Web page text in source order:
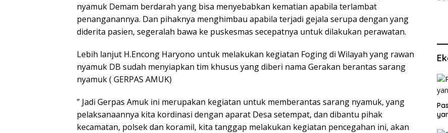
nyamuk Demam berdarah yang bisa menyebabkan kematian apabila terlambat
penanganannya. Dan pihaknya menghimbau apabila terjadi gejala serupa dengan yang
diderita pasien, segeralah bawa ke puskesmas secepatnya untuk dilakukan perawatan.
Lebih lanjut H.Encong Haryono untuk melakukan kegiatan Foging di Wilayah yang rawan
nyamuk DB sudah menyiapkan tim khusus yang diberi nama Gerakan berantas sarang
nyamuk ( GERPAS AMUK)
” Jadi Gerpas Amuk ini merupakan kegiatan untuk memberantas sarang nyamuk, yang
pelaksanaannya kita kordinasi dengan aparat Desa setempat, dan dibantu pihak
kecamatan, polsek dan koramil, kita tanggap melakukan kegiatan pencegahan ini, akan